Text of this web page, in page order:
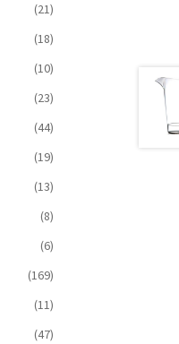
(21)
(18)
(10)
(23)
(44)
(19)
(13)
(8)
(6)
(169)
(11)
(47)